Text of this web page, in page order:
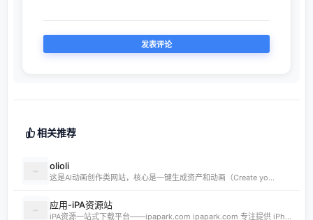
相关推荐
olioli
这是AI动画创作类网站，核心是一键生成资产和动画（Create yo...
应用-iPA资源站
iPA资源一站式下载平台——ipapark.com ipapark.com 专注提供 iPhone、iPad、iPod 软体的 IPA 文件下载服务，覆盖 iOS4 至 iOS16 全系统版本，满足不同机型的用户需求。无论是正版砸壳、开心版软件，还是越狱插件、免费证书，都可在本站快速获取。 核心优势 **全网最全 ip